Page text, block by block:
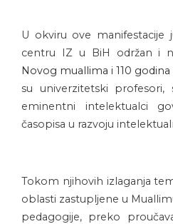
U okviru ove manifestacije
centru IZ u BiH održan i
Novog muallima i 110 godina
su univerzitetski
eminentni intelektualci
časopisa u razvoju
Tokom njihovih izlaganja
oblasti zastupljene u
pedagogije, preko